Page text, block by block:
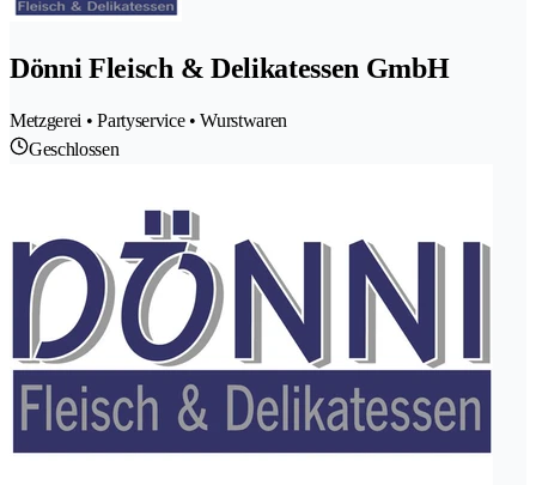
Dönni Fleisch & Delikatessen GmbH
Metzgerei • Partyservice • Wurstwaren
Geschlossen